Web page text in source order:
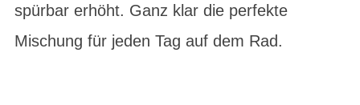
spürbar erhöht. Ganz klar die perfekte
Mischung für jeden Tag auf dem Rad.